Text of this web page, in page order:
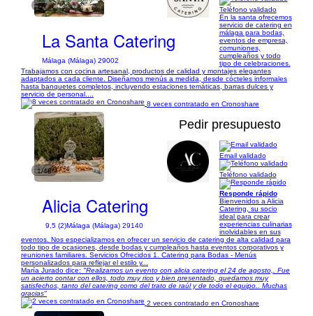
1/7
La Santa Catering
Málaga (Málaga) 29002
Teléfono validado
En la santa ofrecemos
servicio de catering en
málaga para bodas,
eventos de empresa,
comuniones,
cumpleaños y todo
tipo de celebraciones.
Trabajamos con cocina artesanal, productos de calidad y montajes elegantes
adaptados a cada cliente. Diseñamos menús a medida, desde cócteles informales
hasta banquetes completos, incluyendo estaciones temáticas, barras dulces y
servicio de personal....
8 veces contratado en Cronoshare
1/48
Pedir presupuesto
Alicia Catering
9,5 (2)Málaga (Málaga) 29140
Email validado
Teléfono validado
Responde rápido
Bienvenidos a Alicia
Catering, su socio
ideal para crear
experiencias culinarias
inolvidables en sus
eventos. Nos especializamos en ofrecer un servicio de catering de alta calidad para
todo tipo de ocasiones, desde bodas y cumpleaños hasta eventos corporativos y
reuniones familiares. Servicios Ofrecidos 1. Catering para Bodas - Menús
personalizados para reflejar el estilo y...
María Jurado dice: "Realizamos un evento con alicia catering el 24 de agosto,. Fue
un acierto contar con ellos, todo muy rico y bien presentado, quedamos muy
satisfechos, tanto del catering como del trato de raúl y de todo el equipo.. Muchas
gracias"
2 veces contratado en Cronoshare